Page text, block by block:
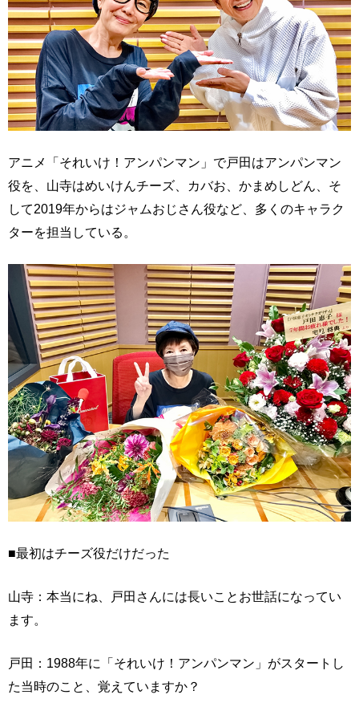
アニメ「それいけ！アンパンマン」で戸田はアンパンマン
役を、山寺はめいけんチーズ、カバお、かまめしどん、そ
して2019年からはジャムおじさん役など、多くのキャラク
ターを担当している。
■最初はチーズ役だけだった
山寺：本当にね、戸田さんには長いことお世話になってい
ます。
戸田：1988年に「それいけ！アンパンマン」がスタートし
た当時のこと、覚えていますか？